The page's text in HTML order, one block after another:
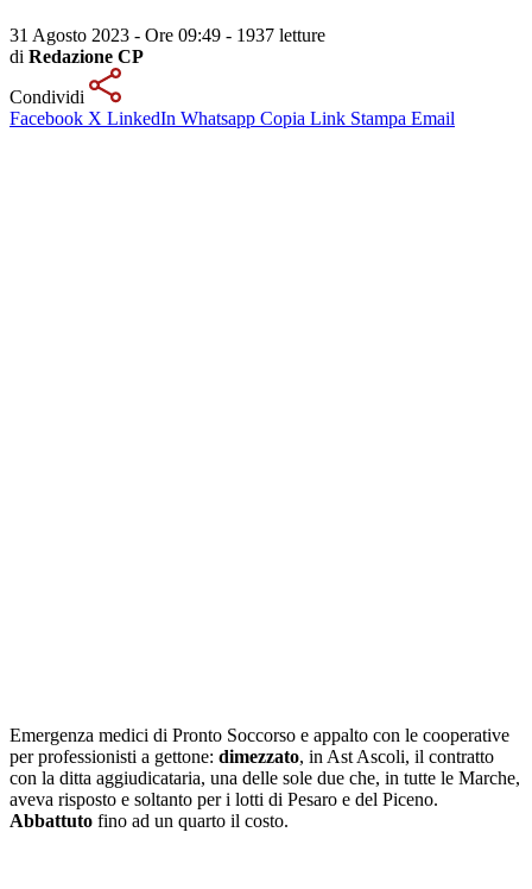
31 Agosto 2023 - Ore 09:49 - 1937 letture
di Redazione CP
Condividi
Facebook X LinkedIn Whatsapp Copia Link Stampa Email
Emergenza medici di Pronto Soccorso e appalto con le cooperative
per professionisti a gettone: dimezzato, in Ast Ascoli, il contratto
con la ditta aggiudicataria, una delle sole due che, in tutte le Marche,
aveva risposto e soltanto per i lotti di Pesaro e del Piceno.
Abbattuto fino ad un quarto il costo.